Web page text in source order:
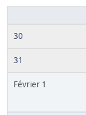
30
31
Février 1